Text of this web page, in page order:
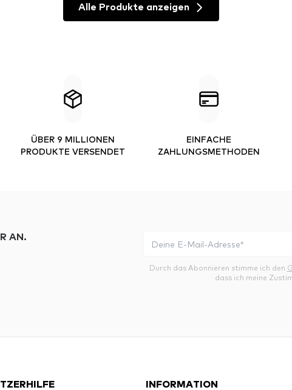
Alle Produkte anzeigen
ÜBER 9 MILLIONEN
PRODUKTE VERSENDET
EINFACHE
ZAHLUNGSMETHODEN
AN.
Durch das Abonnieren stimme ich den
dass ich meine
INFORMATION